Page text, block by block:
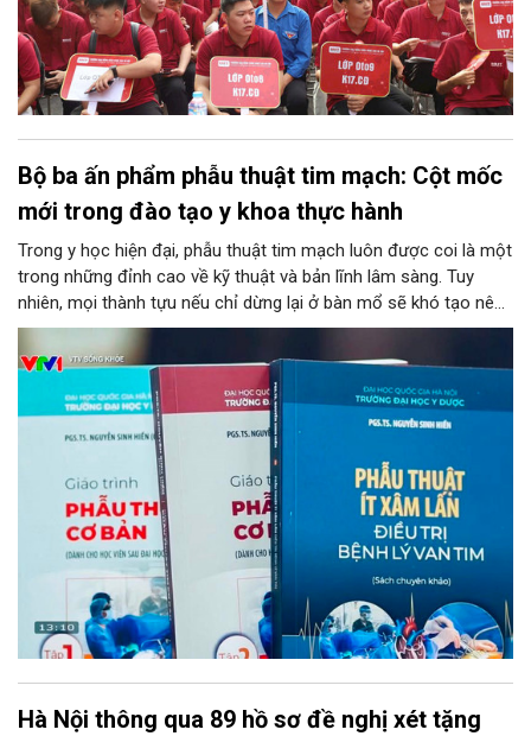
Bộ ba ấn phẩm phẫu thuật tim mạch: Cột mốc
mới trong đào tạo y khoa thực hành
Trong y học hiện đại, phẫu thuật tim mạch luôn được coi là một
trong những đỉnh cao về kỹ thuật và bản lĩnh lâm sàng. Tuy
nhiên, mọi thành tựu nếu chỉ dừng lại ở bàn mổ sẽ khó tạo nên
tính bền vững cho nền y tế chung. Chuyển hóa những kinh
nghiệm từ thực tiễn thành nguồn tri thức học thuật bài bản,
chuẩn hóa chính là chìa khóa then chốt để đào tạo thế hệ kế
thừa. Mới đây, bước tiến ấy đã được cụ thể hóa bằng sự ra mắt
của bộ ba ấn phẩm y học chuyên ngành do PGS.TS. Nguyễn
Sinh Hiền – Giám đốc Bệnh viện Tim Hà Nội chủ biên, đánh dấu
một cột mốc quan trọng trong công tác nghiên cứu, đào tạo và
chuyển giao công nghệ phẫu thuật tim tại Việt Nam.
Hà Nội thông qua 89 hồ sơ đề nghị xét tặng